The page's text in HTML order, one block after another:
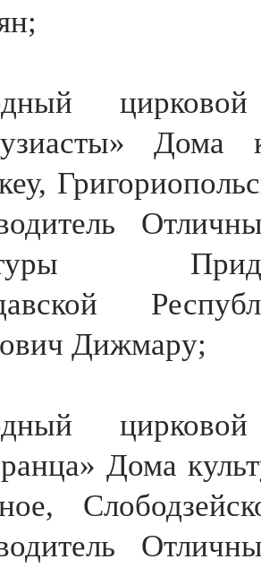
цирковой
Дома
Дижмару;
цирковой
Дома